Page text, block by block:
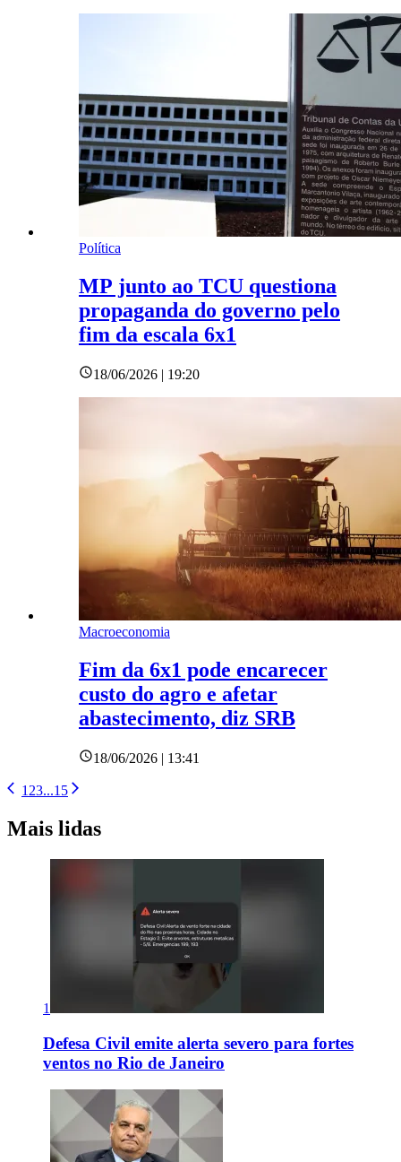
Política
MP junto ao TCU questiona
propaganda do governo pelo
fim da escala 6x1
18/06/2026 | 19:20
Macroeconomia
Fim da 6x1 pode encarecer
custo do agro e afetar
abastecimento, diz SRB
18/06/2026 | 13:41
1 23...15
Mais lidas
1
Defesa Civil emite alerta severo para fortes
ventos no Rio de Janeiro